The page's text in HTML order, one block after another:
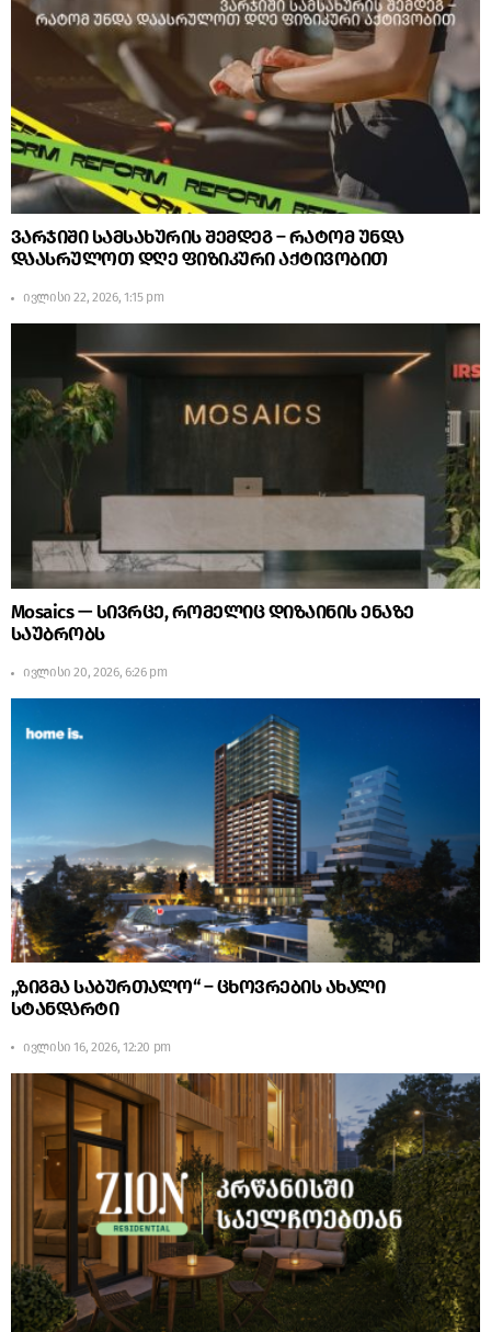
ვარჯიში სამსახურის შემდეგ – რატომ უნდა
დაასრულოთ დღე ფიზიკური აქტივობით
ივლისი 22, 2026, 1:15 pm
Mosaics — სივრცე, რომელიც დიზაინის ენაზე
საუბრობს
ივლისი 20, 2026, 6:26 pm
„ზიგმა საბურთალო“ – ცხოვრების ახალი
სტანდარტი
ივლისი 16, 2026, 12:20 pm